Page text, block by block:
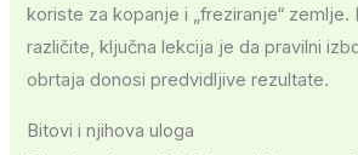
koriste za kopanje i „freziranje“ zemlje.
različite, ključna lekcija je da pravilni
obrtaja donosi predvidljive rezultate.
Bitovi i njihova uloga